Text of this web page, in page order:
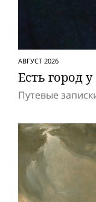
АВГУСТ 2026
Есть город
Путевые